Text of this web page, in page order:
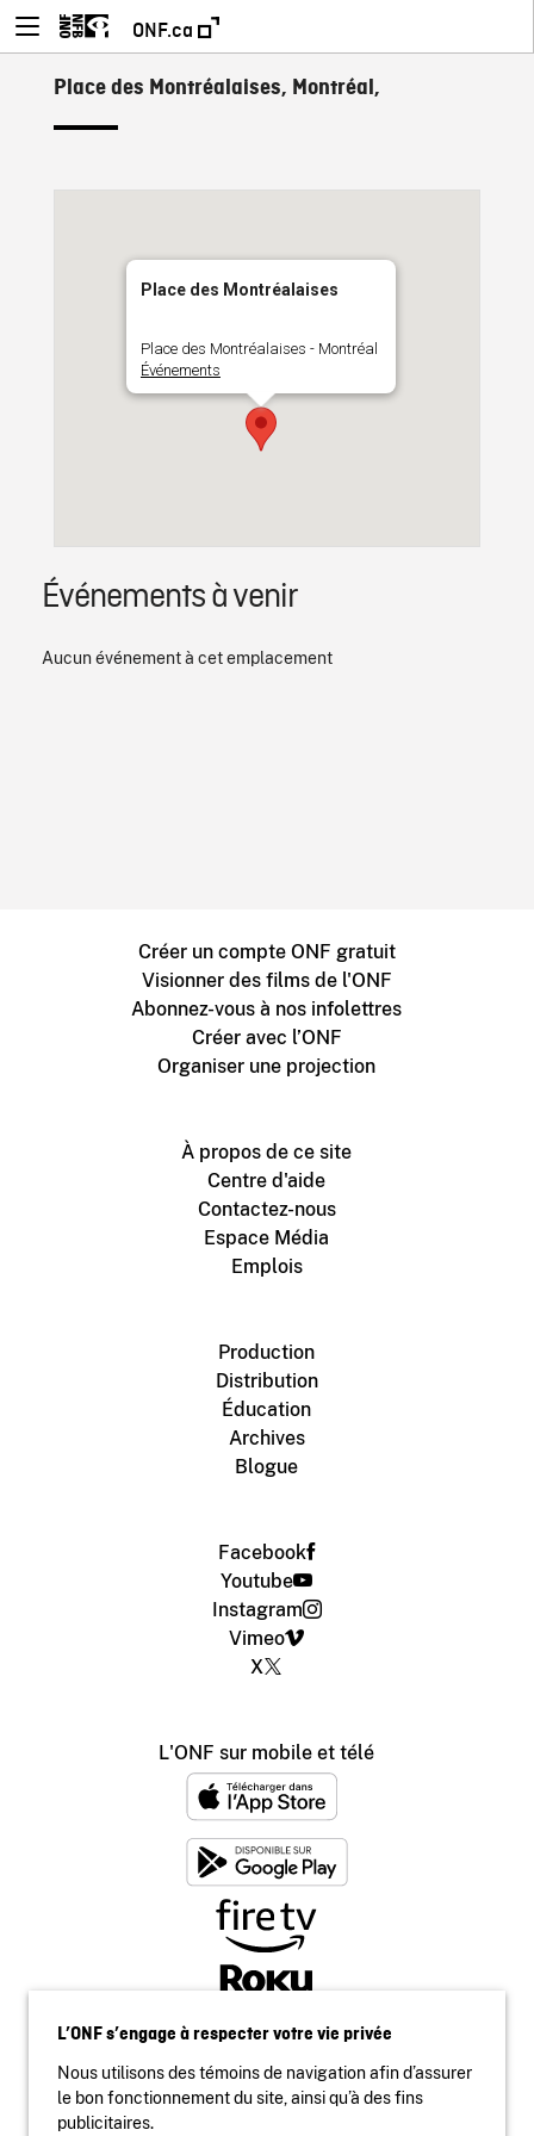
ONF.ca
Place des Montréalaises, Montréal,
Place des Montréalaises
Place des Montréalaises - Montréal
Événements
Événements à venir
Aucun événement à cet emplacement
Créer un compte ONF gratuit
Visionner des films de l'ONF
Abonnez-vous à nos infolettres
Créer avec l’ONF
Organiser une projection
À propos de ce site
Centre d'aide
Contactez-nous
Espace Média
Emplois
Production
Distribution
Éducation
Archives
Blogue
Facebook
Youtube
Instagram
Vimeo
X
L'ONF sur mobile et télé
L’ONF s’engage à respecter votre vie privée
Nous utilisons des témoins de navigation afin d’assurer
le bon fonctionnement du site, ainsi qu’à des fins
publicitaires.